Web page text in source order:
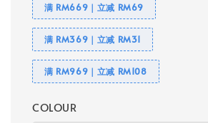
满 RM669｜立减 RM69
满 RM369｜立减 RM31
满 RM969｜立减 RM108
COLOUR